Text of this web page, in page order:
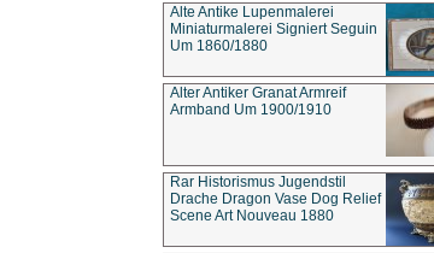
Alte Antike Lupenmalerei
Miniaturmalerei Signiert Seguin
Um 1860/1880
Alter Antiker Granat Armreif
Armband Um 1900/1910
Rar Historismus Jugendstil
Drache Dragon Vase Dog Relief
Scene Art Nouveau 1880